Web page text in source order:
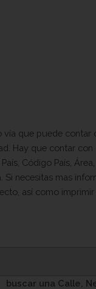
vía que puede
Hay que contar
Código País,
necesitas mas
así como imprimir
buscar una Calle,